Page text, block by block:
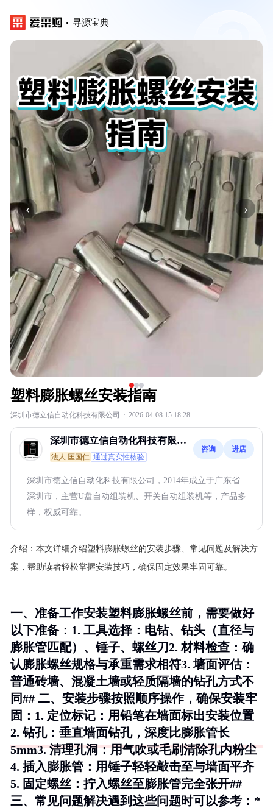
寻源宝典
‹ ›
塑料膨胀螺丝安装指南
深圳市德立信自动化科技有限公司 · 2026-04-08 15:18:28
深圳市德立信自动化科技有限公
司
法人:匡国仁 通过真实性核验
咨询 进店
深圳市德立信自动化科技有限公司，2014年成立于广东省
深圳市，主营U盘自动组装机、开关自动组装机等，产品多
样，权威可靠。
介绍： 本文详细介绍塑料膨胀螺丝的安装步骤、常见问题及解决方
案，帮助读者轻松掌握安装技巧，确保固定效果牢固可靠。
一、准备工作安装塑料膨胀螺丝前，需要做好
以下准备：1. 工具选择 ：电钻、钻头（直径与
膨胀管匹配）、锤子、螺丝刀2.材料检查 ：确
认膨胀螺丝规格与承重需求相符3.墙面评估：
普通砖墙、混凝土墙或轻质隔墙的钻孔方式不
同## 二、安装步骤按照顺序操作，确保安装牢
固：1. 定位标记 ：用铅笔在墙面标出安装位置
2.钻孔：垂直墙面钻孔，深度比膨胀管长
5mm3.清理孔洞：用气吹或毛刷清除孔内粉尘
4. 插入膨胀管 ：用锤子轻轻敲击至与墙面平齐
5. 固定螺丝 ：拧入螺丝至膨胀管完全张开##
三、常见问题解决遇到这些问题时可以参考：*